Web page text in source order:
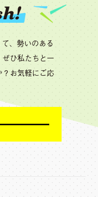
、勢いのある
ひ私たちと一
お気軽にご応